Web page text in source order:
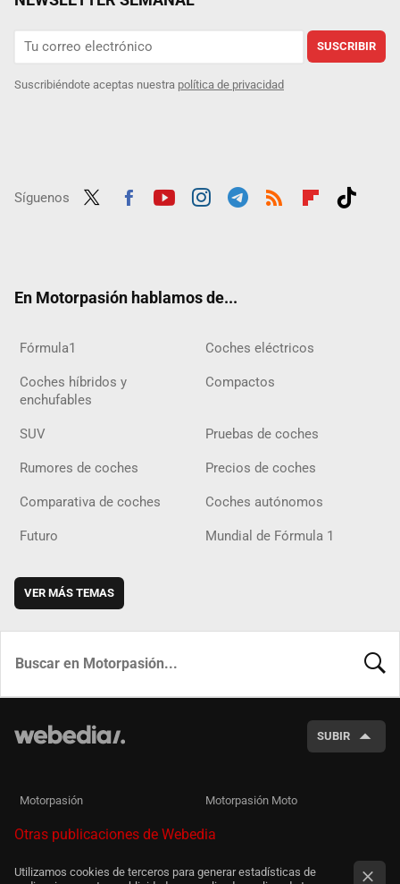
SUSCRIBIR
Suscribiéndote aceptas nuestra política de privacidad
Síguenos
En Motorpasión hablamos de...
Fórmula1 Coches eléctricos
Coches híbridos y
enchufables
Compactos
SUV Pruebas de coches
Rumores de coches Precios de coches
Comparativa de coches Coches autónomos
Futuro Mundial de Fórmula 1
VER MÁS TEMAS
SUBIR
Motorpasión Motorpasión Moto
Otras publicaciones de Webedia
Utilizamos cookies de terceros para generar estadísticas de